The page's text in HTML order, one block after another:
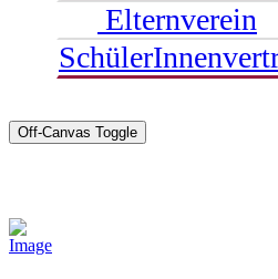
Elternverein
Off-Canvas Toggle